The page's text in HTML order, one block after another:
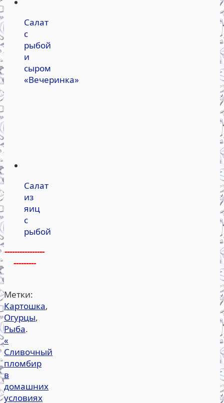
Салат
с
рыбой
и
сыром
«Вечеринка»
Салат
из
яиц
с
рыбой
----------------
---------
Метки:
Картошка,
Огурцы,
Рыба.
«
Сливочный
пломбир
в
домашних
условиях